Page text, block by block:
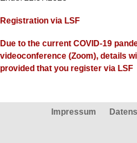
Registration via LSF
Due to the current COVID-19
videoconference (Zoom), details
provided that you register via LSF
Impressum